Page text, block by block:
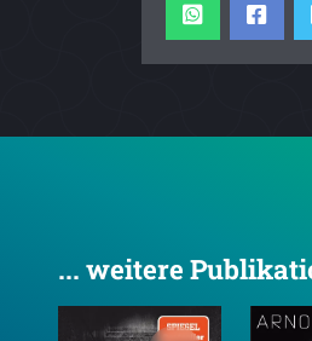
... weitere